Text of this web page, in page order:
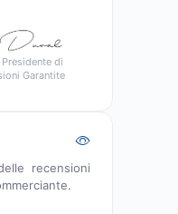
di
Garantite
recensioni